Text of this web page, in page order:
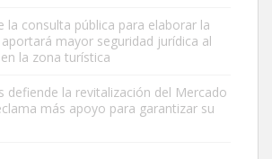
| 9.7.2025
la consulta pública para elaborar la
mayor seguridad jurídica al
la zona turística
defiende la revitalización del Mercado
más apoyo para garantizar su